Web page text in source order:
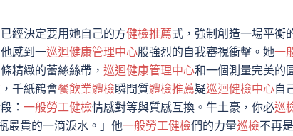
經決定要用她自己的方健檢推薦式，強制創造一場平衡
感到一巡迴健康管理中心股強烈的自我審視衝擊。她一
條精緻的蕾絲絲帶， 巡迴健康管理中心和一個測量完美的
，千紙鶴會餐飲業體檢瞬間質體檢推薦疑巡迴健檢中心自
： 一般勞工健檢情感對等與質感互換。牛土豪，你必巡
最貴的一滴淚水。」他一般勞工健檢們的力量巡檢不再